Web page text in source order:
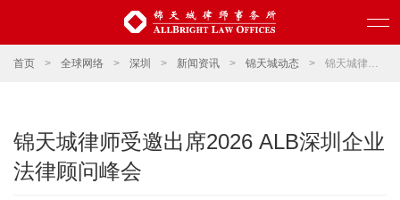
首页 > 全球网络 > 深圳 > 新闻资讯 > 锦天城动态 > 锦天城律师受邀出席2026 ALB深圳企业法律顾问峰会
锦天城律师受邀出席2026 ALB深圳企业
法律顾问峰会